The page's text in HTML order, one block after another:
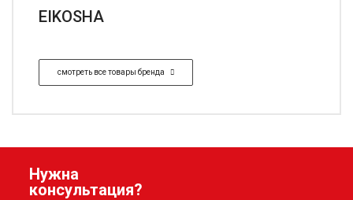
EIKOSHA
смотреть все товары бренда
Нужна
консультация?